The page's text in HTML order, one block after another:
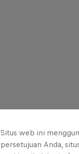
Situs web ini
persetujuan Anda,